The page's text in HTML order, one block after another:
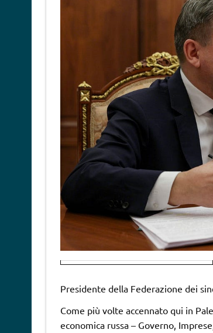
Presidente della Federazione dei
Come più volte accennato qui in
economica russa – Governo,